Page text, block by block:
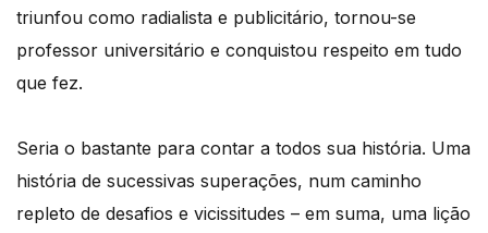
triunfou como radialista e publicitário, tornou-se
professor universitário e conquistou respeito em tudo
que fez.
Seria o bastante para contar a todos sua história. Uma
história de sucessivas superações, num caminho
repleto de desafios e vicissitudes – em suma, uma lição